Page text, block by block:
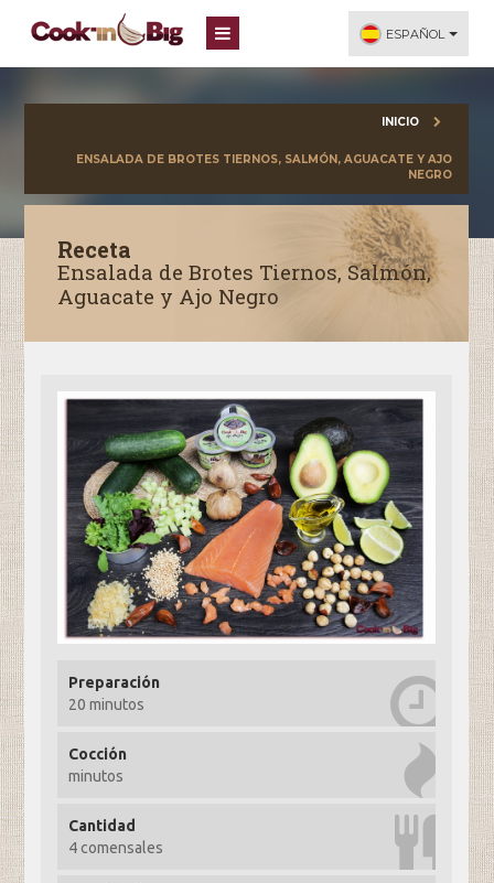
ESPAÑOL
INICIO
ENSALADA DE BROTES TIERNOS, SALMÓN, AGUACATE Y AJO
NEGRO
Receta
Ensalada de Brotes Tiernos, Salmón,
Aguacate y Ajo Negro
Preparación
20 minutos
Cocción
minutos
Cantidad
4 comensales